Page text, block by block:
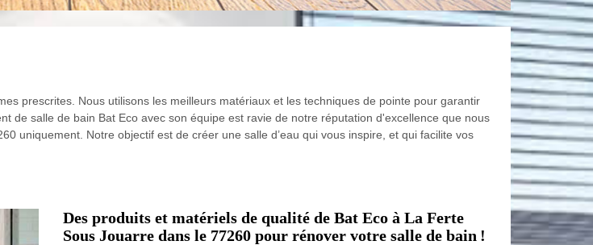
prescrites. Nous utilisons les meilleurs matériaux et les techniques de pointe pour garantir
de salle de bain Bat Eco avec son équipe est ravie de notre réputation d'excellence que nous
uniquement. Notre objectif est de créer une salle d’eau qui vous inspire, et qui facilite vos
Des produits et matériels de qualité de Bat Eco à La Ferte
Sous Jouarre dans le 77260 pour rénover votre salle de bain !